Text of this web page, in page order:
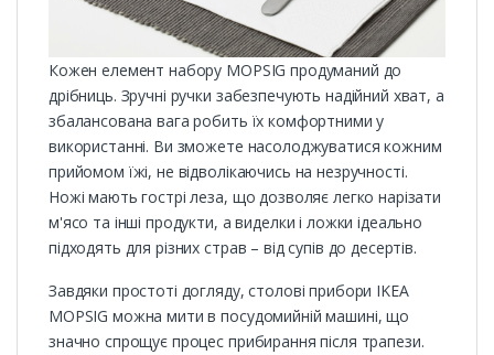
Кожен елемент набору MOPSIG продуманий до
дрібниць. Зручні ручки забезпечують надійний хват, а
збалансована вага робить їх комфортними у
використанні. Ви зможете насолоджуватися кожним
прийомом їжі, не відволікаючись на незручності.
Ножі мають гострі леза, що дозволяє легко нарізати
м'ясо та інші продукти, а виделки і ложки ідеально
підходять для різних страв – від супів до десертів.
Завдяки простоті догляду, столові прибори IKEA
MOPSIG можна мити в посудомийній машині, що
значно спрощує процес прибирання після трапези.